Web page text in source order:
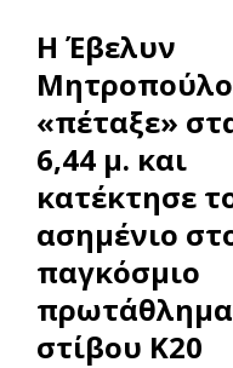
Η Έβελυν
«πέταξε»
6,44 μ. και
κατέκτησε
ασημένιο
παγκόσμιο
πρωτάθλημα
στίβου Κ20